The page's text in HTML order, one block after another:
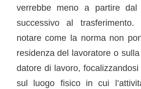
verrebbe meno a partire
successivo al trasferimento.
notare come la norma non
residenza del lavoratore o
datore di lavoro,
sul luogo fisico in cui